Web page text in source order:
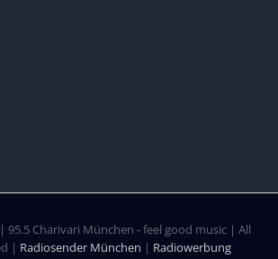
Charivari München - feel good music | All
| Radiosender München | Radiowerbung